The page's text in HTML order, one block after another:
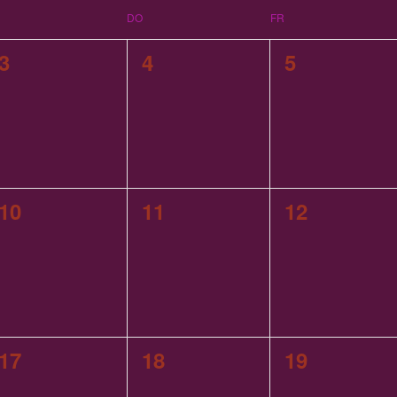
DO FR
0
3
0
4
0
5
0
10
0
11
0
12
0
17
0
18
0
19